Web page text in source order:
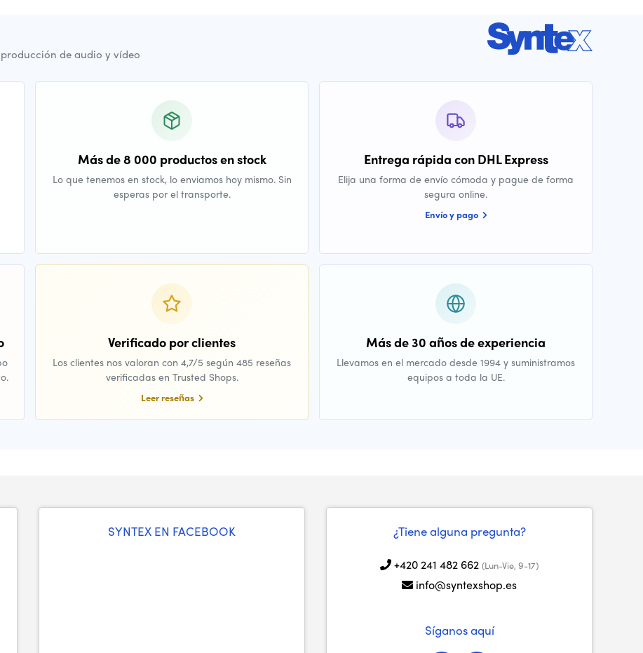
de audio y vídeo
Más de 8 000 productos en stock
Lo que tenemos en stock, lo enviamos hoy mismo. Sin
esperas por el transporte.
Entrega rápida con DHL Express
Elija una forma de envío cómoda y pague de forma
segura online.
Envío y pago
Verificado por clientes
Los clientes nos valoran con 4,7/5 según 485 reseñas
verificadas en Trusted Shops.
Leer reseñas
Más de 30 años de experiencia
Llevamos en el mercado desde 1994 y suministramos
equipos a toda la UE.
SYNTEX EN FACEBOOK ¿Tiene alguna pregunta?
+420 241 482 662 (Lun-Vie, 9-17)
info@syntexshop.es
Síganos aquí